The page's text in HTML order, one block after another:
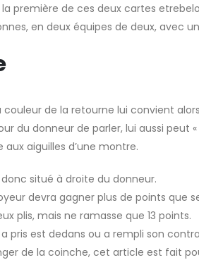
première de ces deux cartes
en deux équipes de deux, avec
couleur de la retourne lui convient
du donneur de parler, lui aussi
aiguilles d’une montre.
situé à droite du donneur.
devra gagner plus de points que
plis, mais ne ramasse que 13 points.
a pris est dedans ou a rempli son
de la coinche, cet article est fait